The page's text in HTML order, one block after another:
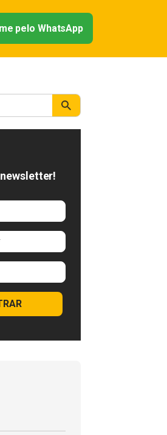
pelo WhatsApp